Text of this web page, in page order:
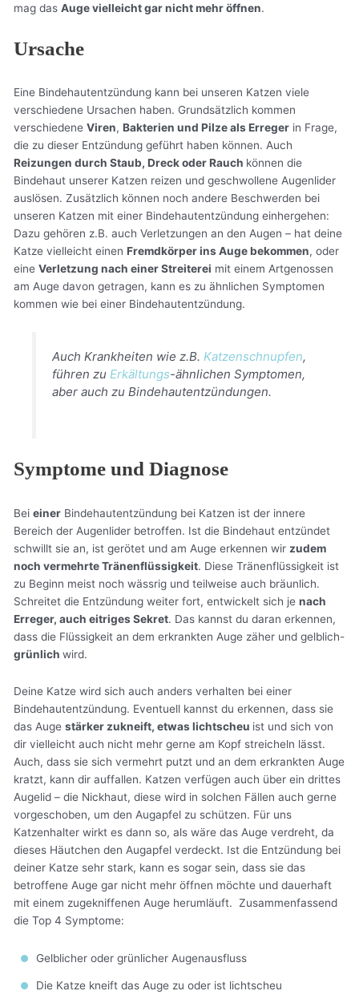
mag dasAuge vielleicht gar nicht mehr öffnen.
Ursache
Eine Bindehautentzündung kann bei unseren Katzen viele
verschiedene Ursachen haben. Grundsätzlich kommen
verschiedeneViren,Bakterien und Pilze als Erreger in Frage,
die zu dieser Entzündung geführt haben können. Auch
Reizungen durch Staub, Dreck oder Rauch können die
Bindehaut unserer Katzen reizen und geschwollene Augenlider
auslösen. Zusätzlich können noch andere Beschwerden bei
unseren Katzen mit einer Bindehautentzündung einhergehen:
Dazu gehören z.B. auch Verletzungen an den Augen – hat deine
Katze vielleicht einenFremdkörper ins Auge bekommen, oder
eineVerletzung nach einer Streiterei mit einem Artgenossen
am Auge davon getragen, kann es zu ähnlichen Symptomen
kommen wie bei einer Bindehautentzündung.
Auch Krankheiten wie z.B. Katzenschnupfen,
führen zu Erkältungs-ähnlichen Symptomen,
aber auch zu Bindehautentzündungen.
Symptome und Diagnose
Beieiner Bindehautentzündung bei Katzen ist der innere
Bereich der Augenlider betroffen. Ist die Bindehaut entzündet
schwillt sie an, ist gerötet und am Auge erkennen wir zudem
noch vermehrte Tränenflüssigkeit. Diese Tränenflüssigkeit ist
zu Beginn meist noch wässrig und teilweise auch bräunlich.
Schreitet die Entzündung weiter fort, entwickelt sich jenach
Erreger, auch eitriges Sekret. Das kannst du daran erkennen,
dass die Flüssigkeit an dem erkrankten Auge zäher und gelblich-
grünlichwird.
Deine Katze wird sich auch anders verhalten bei einer
Bindehautentzündung. Eventuell kannst du erkennen, dass sie
das Augestärker zukneift, etwas lichtscheu ist und sich von
dir vielleicht auch nicht mehr gerne am Kopf streicheln lässt.
Auch, dass sie sich vermehrt putzt und an dem erkrankten Auge
kratzt, kann dir auffallen. Katzen verfügen auch über ein drittes
Augelid – die Nickhaut, diese wird in solchen Fällen auch gerne
vorgeschoben, um den Augapfel zu schützen. Für uns
Katzenhalter wirkt es dann so, als wäre das Auge verdreht, da
dieses Häutchen den Augapfel verdeckt. Ist die Entzündung bei
deiner Katze sehr stark, kann es sogar sein, dass sie das
betroffene Auge gar nicht mehr öffnen möchte und dauerhaft
mit einem zugekniffenen Auge herumläuft. Zusammenfassend
die Top 4 Symptome:
Gelblicher oder grünlicher Augenausfluss
Die Katze kneift das Auge zu oder ist lichtscheu